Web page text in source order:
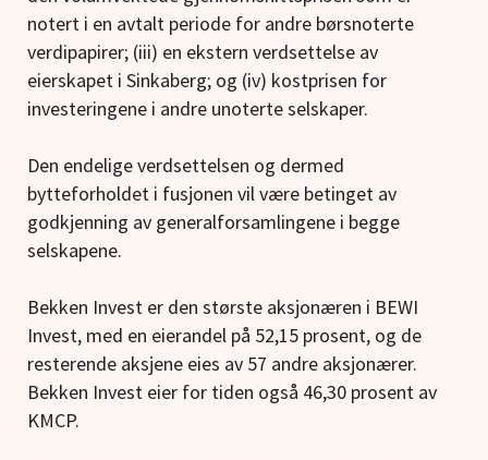
notert i en avtalt periode for andre børsnoterte
verdipapirer; (iii) en ekstern verdsettelse av
eierskapet i Sinkaberg; og (iv) kostprisen for
investeringene i andre unoterte selskaper.
Den endelige verdsettelsen og dermed
bytteforholdet i fusjonen vil være betinget av
godkjenning av generalforsamlingene i begge
selskapene.
Bekken Invest er den største aksjonæren i BEWI
Invest, med en eierandel på 52,15 prosent, og de
resterende aksjene eies av 57 andre aksjonærer.
Bekken Invest eier for tiden også 46,30 prosent av
KMCP.